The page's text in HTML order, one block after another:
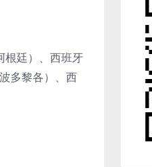
根廷）、西班牙
多黎各）、西